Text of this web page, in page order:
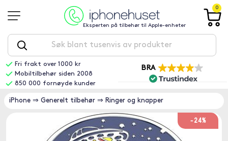
Eksperten på tilbehør til Apple-enheter
0
Fri frakt over 1000 kr
Mobiltilbehør siden 2008
850 000 fornøyde kunder
BRA
iPhone ⇒ Generelt tilbehør ⇒ Ringer og knapper
-24%